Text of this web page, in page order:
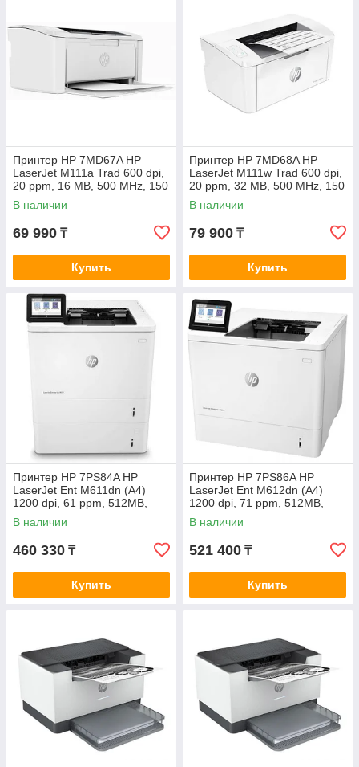
Принтер HP 7MD67A HP
LaserJet M111a Trad 600 dpi,
20 ppm, 16 MB, 500 MHz, 150
pages tray, USB, Duty 8000
pages, Cart HP 150A (W150
В наличии
69 990 ₸
Купить
Принтер HP 7MD68A HP
LaserJet M111w Trad 600 dpi,
20 ppm, 32 MB, 500 MHz, 150
pages tray, USB+WiFi, Duty
8000 pages, Cart HP 150A
В наличии
79 900 ₸
Купить
Принтер HP 7PS84A HP
LaserJet Ent M611dn (A4)
1200 dpi, 61 ppm, 512MB,
1.2Ghz, USB+Ethernet, tray
100+550 page, Duplex, Duty
В наличии
460 330 ₸
Купить
Принтер HP 7PS86A HP
LaserJet Ent M612dn (A4)
1200 dpi, 71 ppm, 512MB,
1.2Ghz, USB+Ethernet, tray
100+550 page, Duplex, Duty
В наличии
521 400 ₸
Купить